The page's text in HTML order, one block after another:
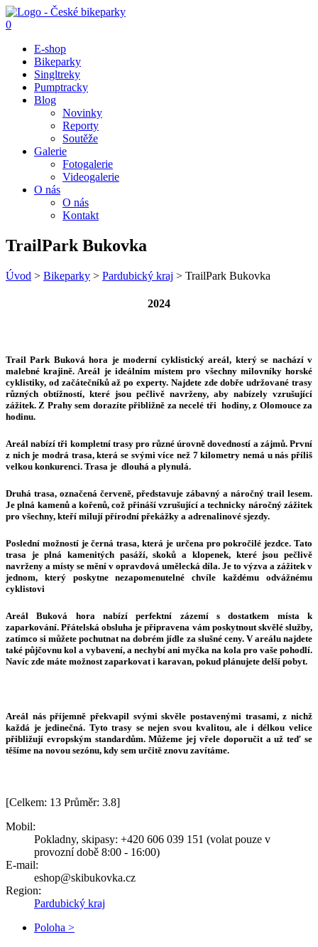
0
E-shop
Bikeparky
Singltreky
Pumptracky
Blog
Novinky
Reporty
Soutěže
Galerie
Fotogalerie
Videogalerie
O nás
O nás
Kontakt
TrailPark Bukovka
Úvod > Bikeparky > Pardubický kraj > TrailPark Bukovka
2024
Trail Park Buková hora je moderní cyklistický areál, který se nachází v
malebné krajině. Areál je ideálním místem pro všechny milovníky horské
cyklistiky, od začátečníků až po experty. Najdete zde dobře udržované trasy
různých obtížností, které jsou pečlivě navrženy, aby nabízely vzrušující
zážitek. Z Prahy sem dorazíte přibližně za necelé tři hodiny, z Olomouce za
hodinu.
Areál nabízí tři kompletní trasy pro různé úrovně dovedností a zájmů. První
z nich je modrá trasa, která se svými více než 7 kilometry nemá u nás příliš
velkou konkurenci. Trasa je dlouhá a plynulá.
Druhá trasa, označená červeně, představuje zábavný a náročný trail lesem.
Je plná kamenů a kořenů, což přináší vzrušující a technicky náročný zážitek
pro všechny, kteří milují přírodní překážky a adrenalinové sjezdy.
Poslední možností je černá trasa, která je určena pro pokročilé jezdce. Tato
trasa je plná kamenitých pasáží, skoků a klopenek, které jsou pečlivě
navrženy a místy se mění v opravdová umělecká díla. Je to výzva a zážitek v
jednom, který poskytne nezapomenutelné chvíle každému odvážnému
cyklistovi
Areál Buková hora nabízí perfektní zázemí s dostatkem místa k
zaparkování. Přátelská obsluha je připravena vám poskytnout skvělé služby,
zatímco si můžete pochutnat na dobrém jídle za slušné ceny. V areálu najdete
také půjčovnu kol a vybavení, a nechybí ani myčka na kola pro vaše pohodlí.
Navíc zde máte možnost zaparkovat i karavan, pokud plánujete delší pobyt.
Areál nás příjemně překvapil svými skvěle postavenými trasami, z nichž
každá je jedinečná. Tyto trasy se nejen svou kvalitou, ale i délkou velice
přibližují evropským standardům. Můžeme jej vřele doporučit a už teď se
těšíme na novou sezónu, kdy sem určitě znovu zavítáme.
[Celkem: 13 Průměr: 3.8]
Mobil:
Pokladny, skipasy: +420 606 039 151 (volat pouze v
provozní době 8:00 - 16:00)
E-mail:
eshop@skibukovka.cz
Region:
Pardubický kraj
Poloha >